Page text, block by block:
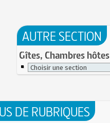
AUTRE SECTION
Gîtes, Chambres hôtes
DE RUBRIQUES